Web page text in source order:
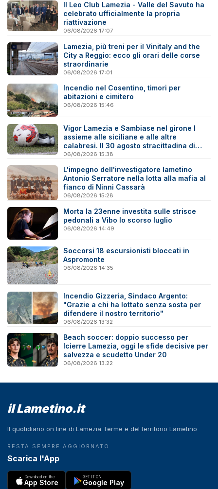
Il Leo Club Lamezia - Valle del Savuto ha
celebrato ufficialmente la propria
riattivazione
06/08/2026 17:07
Lamezia, più treni per il Vinitaly and the
City a Reggio: ecco gli orari delle corse
straordinarie
06/08/2026 17:01
Incendio nel Cosentino, timori per
abitazioni e cimitero
06/08/2026 15:46
Vigor Lamezia e Sambiase nel girone I
assieme alle siciliane e alle altre
calabresi. Il 30 agosto stracittadina di
Coppa Italia
06/08/2026 15:38
L'impegno dell'investigatore lametino
Antonio Serratore nella lotta alla mafia al
fianco di Ninni Cassarà
06/08/2026 15:28
Morta la 23enne investita sulle strisce
pedonali a Vibo lo scorso luglio
06/08/2026 14:49
Soccorsi 18 escursionisti bloccati in
Aspromonte
06/08/2026 14:35
Incendio Gizzeria, Sindaco Argento:
"Grazie a chi ha lottato senza sosta per
difendere il nostro territorio"
06/08/2026 13:32
Beach soccer: doppio successo per
Icierre Lamezia, oggi le sfide decisive per
salvezza e scudetto Under 20
06/08/2026 13:22
il Lametino.it
Il quotidiano on line di Lamezia Terme e del territorio Lametino
RESTA SEMPRE AGGIORNATO
Scarica l'App
Download on the
App Store
GET IT ON
Google Play